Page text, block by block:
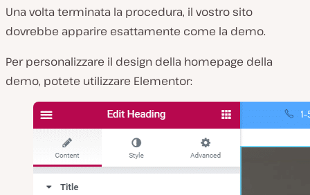
Una volta terminata la procedura, il vostro sito
dovrebbe apparire esattamente come la demo.
Per personalizzare il design della homepage della
demo, potete utilizzare Elementor: